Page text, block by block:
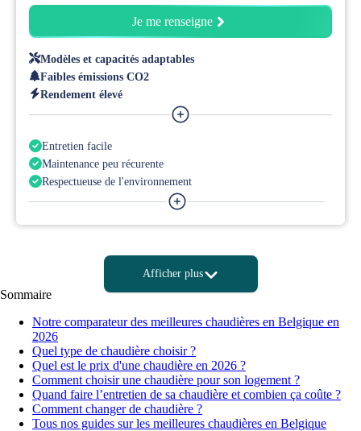
Modèles et capacités adaptables
Faibles émissions CO2
Rendement élevé
Commandes et régulation avancées
Entretien facile
Maintenance peu récurente
Respectueuse de l'environnement
Installation facile
Je me renseigne
Afficher plus
Sommaire
Notre comparateur des meilleures chaudières en Belgique en
2026
Quel type de chaudière choisir ?
Quel est le prix d'une chaudière en 2026 ?
Comment choisir une chaudière pour son logement ?
Quand faire l’entretien de sa chaudière et combien ça coûte ?
Comment changer de chaudière ?
Tous nos guides sur les meilleures chaudières en Belgique